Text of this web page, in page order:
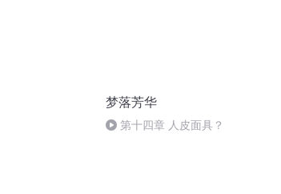
梦落芳华
第十四章 人皮面具？